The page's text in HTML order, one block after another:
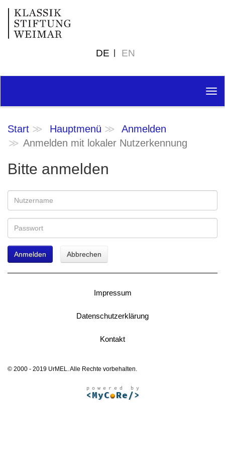
DE EN
Start Hauptmenü
Anmelden
Anmelden mit lokaler Nutzerkennung
Bitte anmelden
Anmelden Abbrechen
Impressum
Datenschutzerklärung
Kontakt
© 2000 - 2019 UrMEL. Alle Rechte vorbehalten.